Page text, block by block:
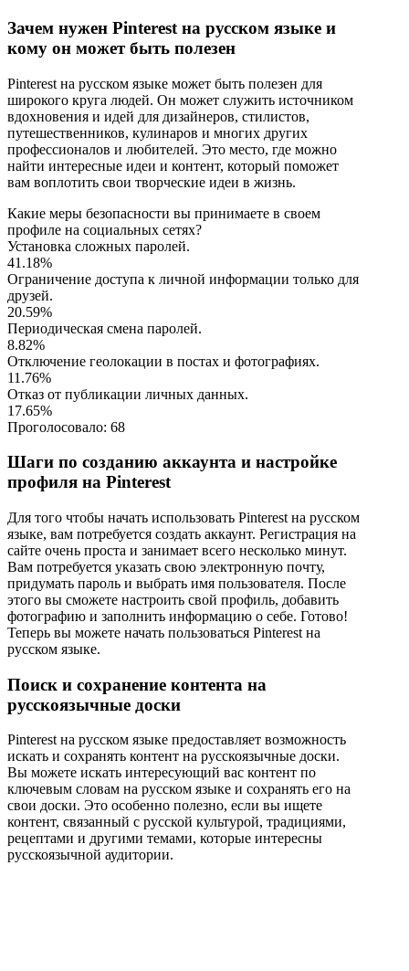
Зачем нужен Pinterest на русском языке и
кому он может быть полезен
Pinterest на русском языке может быть полезен для
широкого круга людей. Он может служить источником
вдохновения и идей для дизайнеров, стилистов,
путешественников, кулинаров и многих других
профессионалов и любителей. Это место, где можно
найти интересные идеи и контент, который поможет
вам воплотить свои творческие идеи в жизнь.
Какие меры безопасности вы принимаете в своем
профиле на социальных сетях?
Установка сложных паролей.
41.18%
Ограничение доступа к личной информации только для
друзей.
20.59%
Периодическая смена паролей.
8.82%
Отключение геолокации в постах и фотографиях.
11.76%
Отказ от публикации личных данных.
17.65%
Проголосовало: 68
Шаги по созданию аккаунта и настройке
профиля на Pinterest
Для того чтобы начать использовать Pinterest на русском
языке, вам потребуется создать аккаунт. Регистрация на
сайте очень проста и занимает всего несколько минут.
Вам потребуется указать свою электронную почту,
придумать пароль и выбрать имя пользователя. После
этого вы сможете настроить свой профиль, добавить
фотографию и заполнить информацию о себе. Готово!
Теперь вы можете начать пользоваться Pinterest на
русском языке.
Поиск и сохранение контента на
русскоязычные доски
Pinterest на русском языке предоставляет возможность
искать и сохранять контент на русскоязычные доски.
Вы можете искать интересующий вас контент по
ключевым словам на русском языке и сохранять его на
свои доски. Это особенно полезно, если вы ищете
контент, связанный с русской культурой, традициями,
рецептами и другими темами, которые интересны
русскоязычной аудитории.